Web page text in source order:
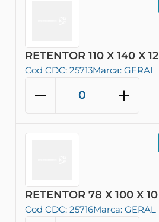
RETENTOR 110 X 140 X 12
Cod CDC: 25713Marca: GERAL
RETENTOR 78 X 100 X 10
Cod CDC: 25716Marca: GERAL